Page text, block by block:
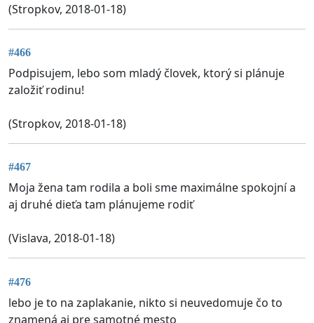
(Stropkov, 2018-01-18)
#466
Podpisujem, lebo som mladý človek, ktorý si plánuje
založiť rodinu!
(Stropkov, 2018-01-18)
#467
Moja žena tam rodila a boli sme maximálne spokojní a
aj druhé dieťa tam plánujeme rodiť
(Vislava, 2018-01-18)
#476
lebo je to na zaplakanie, nikto si neuvedomuje čo to
znamená aj pre samotné mesto